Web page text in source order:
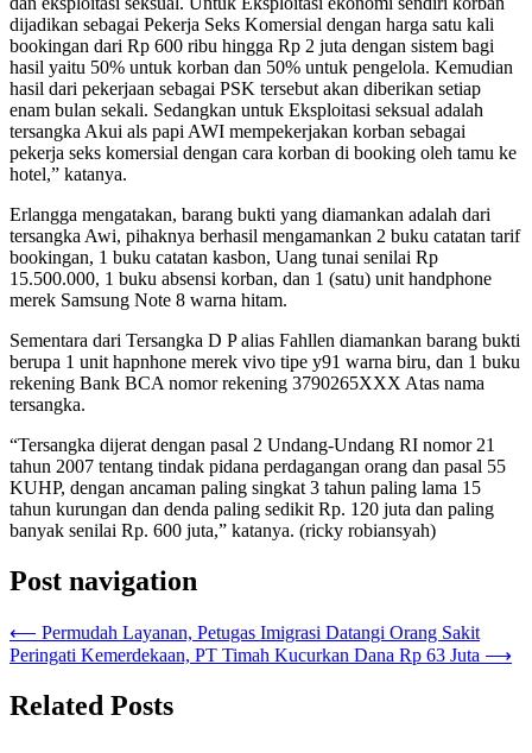
dijadikan sebagai Pekerja Seks Komersial dengan harga satu kali
bookingan dari Rp 600 ribu hingga Rp 2 juta dengan sistem bagi
hasil yaitu 50% untuk korban dan 50% untuk pengelola. Kemudian
hasil dari pekerjaan sebagai PSK tersebut akan diberikan setiap
enam bulan sekali. Sedangkan untuk Eksploitasi seksual adalah
tersangka Akui als papi AWI mempekerjakan korban sebagai
pekerja seks komersial dengan cara korban di booking oleh tamu ke
hotel,” katanya.
Erlangga mengatakan, barang bukti yang diamankan adalah dari
tersangka Awi, pihaknya berhasil mengamankan 2 buku catatan tarif
bookingan, 1 buku catatan kasbon, Uang tunai senilai Rp
15.500.000, 1 buku absensi korban, dan 1 (satu) unit handphone
merek Samsung Note 8 warna hitam.
Sementara dari Tersangka D P alias Fahllen diamankan barang bukti
berupa 1 unit hapnhone merek vivo tipe y91 warna biru, dan 1 buku
rekening Bank BCA nomor rekening 3790265XXX Atas nama
tersangka.
“Tersangka dijerat dengan pasal 2 Undang-Undang RI nomor 21
tahun 2007 tentang tindak pidana perdagangan orang dan pasal 55
KUHP, dengan ancaman paling singkat 3 tahun paling lama 15
tahun kurungan dan denda paling sedikit Rp. 120 juta dan paling
banyak senilai Rp. 600 juta,” katanya. (ricky robiansyah)
Post navigation
⟵ Permudah Layanan, Petugas Imigrasi Datangi Orang Sakit
Peringati Kemerdekaan, PT Timah Kucurkan Dana Rp 63 Juta ⟶
Related Posts